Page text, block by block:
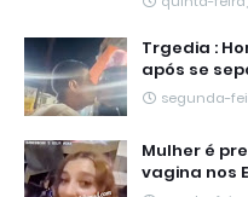
Trgedia :
após se
segunda-
Mulher é
vagina nos